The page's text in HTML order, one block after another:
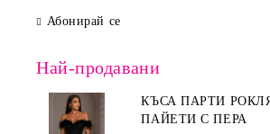
Абонирай се
Най-продавани
КЪСА ПАРТИ
ПАЙЕТИ С ПЕРА